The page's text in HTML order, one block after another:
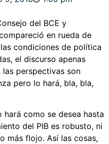
del BCE y
en rueda de
condiciones de política
el discurso apenas
perspectivas son
pero lo hará, bla, bla,
como se desea hasta
del PIB es robusto, ni
más flojo. Así las cosas,